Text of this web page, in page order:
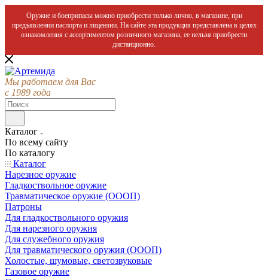
Оружие и боеприпасы можно приобрести только лично, в магазине, при
предъявлении паспорта и лицензии. На сайте эта продукция представлена в целях
ознакомления с ассортиментом розничного магазина, ее нельзя приобрести
дистанционно.
Мы работаем для Вас
с 1989 года
Каталог
По всему сайту
По каталогу
Каталог
Нарезное оружие
Гладкоствольное оружие
Травматическое оружие (ОООП)
Патроны
Для гладкоствольного оружия
Для нарезного оружия
Для служебного оружия
Для травматического оружия (ОООП)
Холостые, шумовые, светозвуковые
Газовое оружие